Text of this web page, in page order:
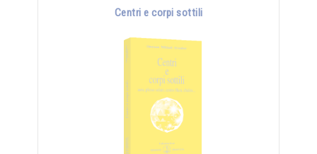
Centri e corpi sottili